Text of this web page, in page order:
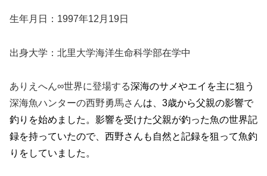
生年月日：1997年12月19日
出身大学：北里大学海洋生命科学部在学中
ありえへん∞世界に登場する深海のサメやエイを主に狙う
深海魚ハンターの西野勇馬さんは、3歳から父親の影響で
釣りを始めました。影響を受けた父親が釣った魚の世界記
録を持っていたので、西野さんも自然と記録を狙って魚釣
りをしていました。